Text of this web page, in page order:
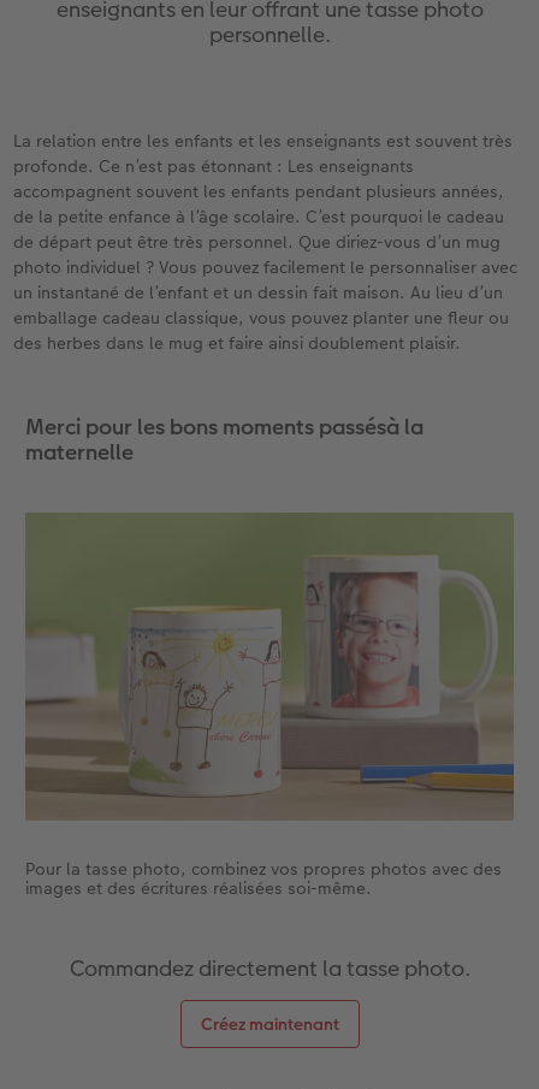
Étui personnalisé
Couverture en cuir et en lin
Premières étapes
Possibilités de commande
Exemples
Témoignages clients
Tirages photo sur papier recyclé
Autocollants photo
Tirages immédiats
Photo d’identité biométrique
Accessoires
CEWE myPhotos
Affiche carte personnalisée
Photo sous plexi
Photo sur alu-dibond
Photo sur bois
Tableau photo Prestige
Photo sur carton mousse
Accessoires
Autres occasions
Cartes postales
Carte à l’unité
CEWE myPhotos
Jeux
Faber-Castell
Tirages créatifs
Boîte cadeau photo
Idées de cadeaux
Carte cadeau CEWE
Coques en silicone
Coques en bois
Coques avec cordon
Avec design
CEWE myPhotos
Calendriers muraux avec design
Calendrier mural A3
Calendrier de bureau carré
CEWE myPhotos
Accessoires
pour l’anniversaire
Cadeaux photo pour Pâques
pour les jeunes mariés
pour l’EVJF
Mariage
Témoignages
Magazine CEWE
App
enseignants en leur offrant une tasse photo
personnelle.
La relation entre les enfants et les enseignants est souvent très
profonde. Ce n’est pas étonnant : Les enseignants
accompagnent souvent les enfants pendant plusieurs années,
de la petite enfance à l’âge scolaire. C’est pourquoi le cadeau
de départ peut être très personnel. Que diriez-vous d’un mug
photo individuel ? Vous pouvez facilement le personnaliser avec
un instantané de l’enfant et un dessin fait maison. Au lieu d’un
emballage cadeau classique, vous pouvez planter une fleur ou
des herbes dans le mug et faire ainsi doublement plaisir.
Merci pour les bons moments passésà la
maternelle
Pour la tasse photo, combinez vos propres photos avec des
images et des écritures réalisées soi-même.
Commandez directement la tasse photo.
Créez maintenant